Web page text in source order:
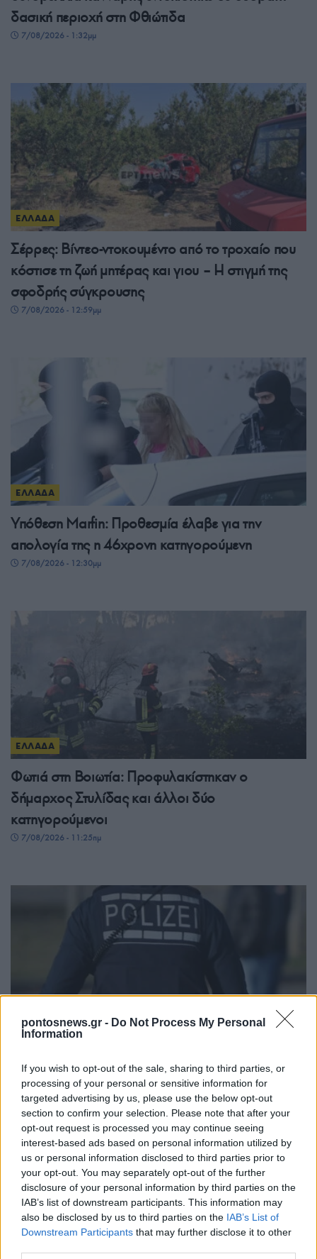
pontosnews.gr - Do Not Process My Personal
Information
If you wish to opt-out of the sale, sharing to third parties, or
processing of your personal or sensitive information for
targeted advertising by us, please use the below opt-out
section to confirm your selection. Please note that after your
opt-out request is processed you may continue seeing
interest-based ads based on personal information utilized by
us or personal information disclosed to third parties prior to
your opt-out. You may separately opt-out of the further
disclosure of your personal information by third parties on the
IAB’s list of downstream participants. This information may
also be disclosed by us to third parties on the IAB’s List of
Downstream Participants that may further disclose it to other
δασική περιοχή στη Φθιώτιδα
7/08/2026 - 1:32μμ
ΕΛΛΑΔΑ
Σέρρες: Βίντεο-ντοκουμέντο από το τροχαίο που
κόστισε τη ζωή μητέρας και γιου – Η στιγμή της
σφοδρής σύγκρουσης
7/08/2026 - 12:59μμ
ΕΛΛΑΔΑ
Υπόθεση Marfin: Προθεσμία έλαβε για την
απολογία της η 46χρονη κατηγορούμενη
7/08/2026 - 12:30μμ
ΕΛΛΑΔΑ
Φωτιά στη Βοιωτία: Προφυλακίστηκαν ο
δήμαρχος Στυλίδας και άλλοι δύο
κατηγορούμενοι
7/08/2026 - 11:25πμ
ΕΛΛΑΔΑ
εμπλεκόμενος στη δολοφονία Ζαμπούνη –
Κινούνται οι διαδικασίες έκδοσής του στην
Ελλάδα
7/08/2026 - 10:55πμ